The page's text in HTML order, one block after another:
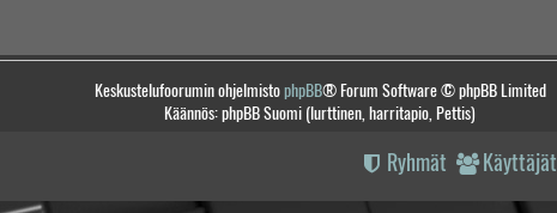
Keskustelufoorumin ohjelmistophpBB® Forum Software © phpBB Limited
Käännös: phpBB Suomi (lurttinen, harritapio, Pettis)
Käyttäjät
Ryhmät